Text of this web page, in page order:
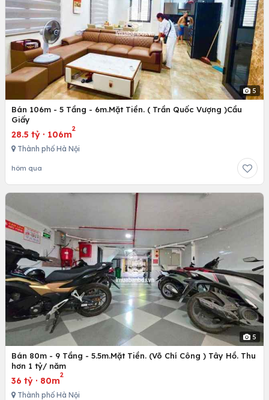
5
Bán 106m - 5 Tầng - 6m.Mặt Tiền. ( Trần Quốc Vượng )Cầu
Giấy
28.5 tỷ · 106m
2
Thành phố Hà Nội
hôm qua
5
Bán 80m - 9 Tầng - 5.5m.Mặt Tiền. (Võ Chí Công ) Tây Hồ. Thu
hơn 1 tỷ/ năm
36 tỷ · 80m
2
Thành phố Hà Nội